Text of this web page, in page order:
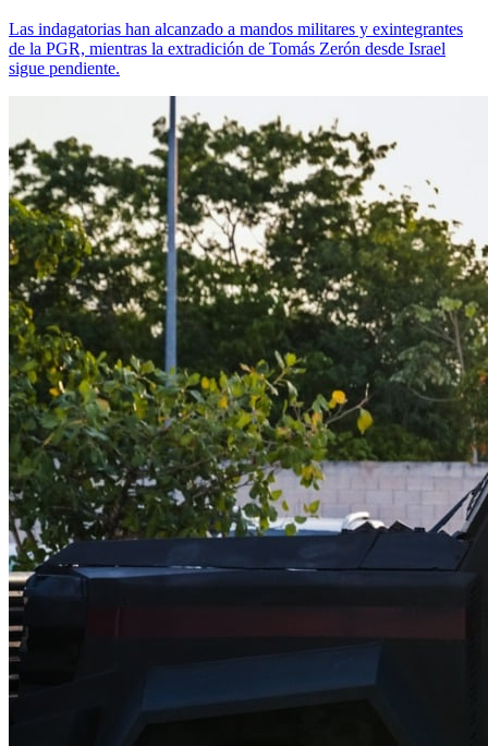
Las indagatorias han alcanzado a mandos militares y exintegrantes
de la PGR, mientras la extradición de Tomás Zerón desde Israel
sigue pendiente.